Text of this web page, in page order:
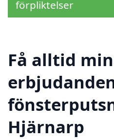
förpliktelser
Få alltid
Hjärnarp